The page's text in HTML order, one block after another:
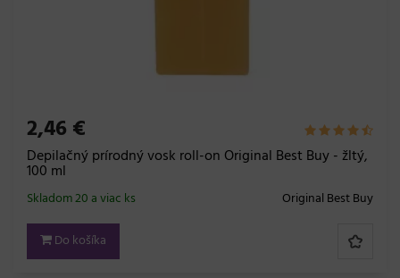
2,46 €
Depilačný prírodný vosk roll-on Original Best Buy - žltý,
100 ml
Original Best Buy
Skladom 20 a viac ks
Do košíka